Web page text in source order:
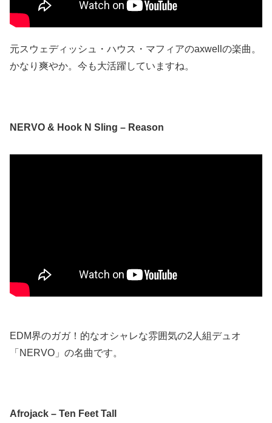
元スウェディッシュ・ハウス・マフィアのaxwellの楽曲。
かなり爽やか。今も大活躍していますね。
NERVO & Hook N Sling – Reason
EDM界のガガ！的なオシャレな雰囲気の2人組デュオ
「NERVO」の名曲です。
Afrojack – Ten Feet Tall